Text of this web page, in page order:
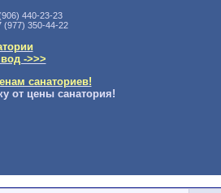
440-23-23
(977) 350-44-22
->>>
санаториев!
от цены санатория!